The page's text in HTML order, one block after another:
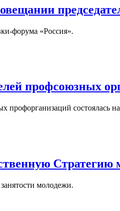
форума «Россия».
профсоюзных
состоялась
Стратегию
молодежи.